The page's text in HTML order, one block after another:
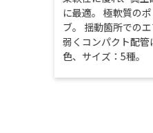
に最適。 極軟質の
ブ。 揺動箇所での
弱くコンパクト配
色、サイズ：5種。